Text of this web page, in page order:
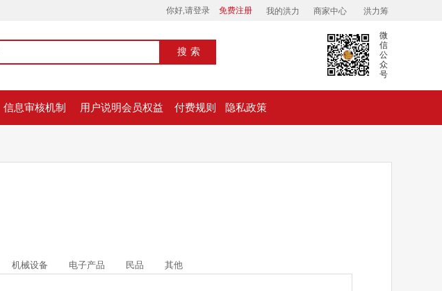
你好,请登录 免费注册 我的洪力 商家中心 洪力筹
搜索
微
信
公
众
号
信息审核机制 用户说明会员权益 付费规则 隐私政策
机械设备 电子产品 民品 其他